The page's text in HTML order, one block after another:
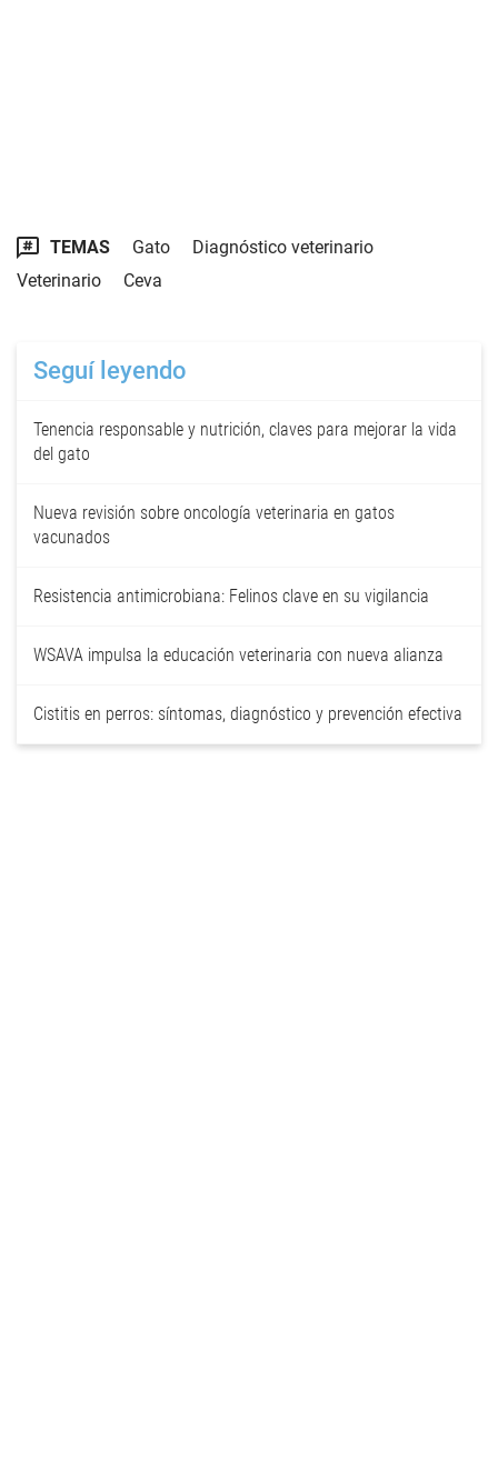
TEMAS Gato
Diagnóstico veterinario
Veterinario
Ceva
Seguí leyendo
Tenencia responsable y nutrición, claves para mejorar la vida
del gato
Nueva revisión sobre oncología veterinaria en gatos
vacunados
Resistencia antimicrobiana: Felinos clave en su vigilancia
WSAVA impulsa la educación veterinaria con nueva alianza
Cistitis en perros: síntomas, diagnóstico y prevención efectiva